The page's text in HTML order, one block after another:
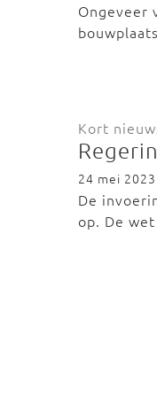
Ongeveer
Kort
24 mei
De
op. De